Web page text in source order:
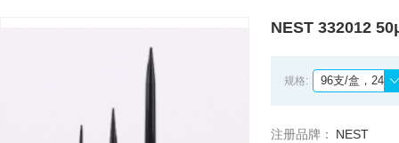
NEST 332012
规格: 96支/盒，24盒/箱
注册品牌：
NEST